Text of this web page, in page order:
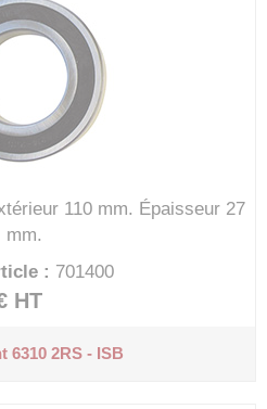
110 mm. Épaisseur 27
mm.
: 701400
HT
6310 2RS - ISB